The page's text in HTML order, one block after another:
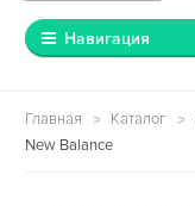
Навигация
Главная Каталог
New Balance